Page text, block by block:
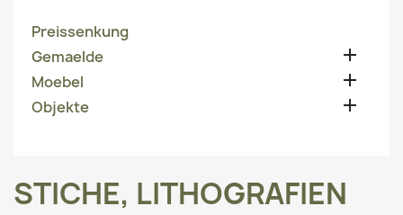
Preissenkung
Gemaelde

Moebel 
Objekte 
STICHE, LITHOGRAFIEN